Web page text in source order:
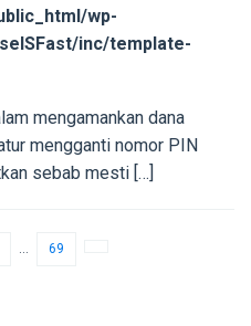
wp-
inc/template-
mengamankan dana
mengganti nomor PIN
sebab mesti […]
69